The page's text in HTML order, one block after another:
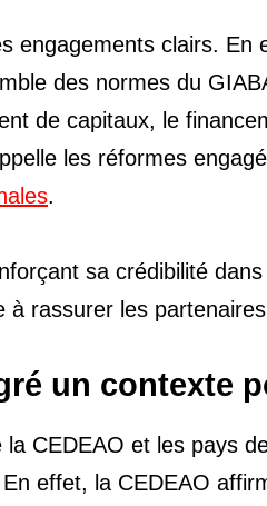
engagements clairs. En
des normes du
de capitaux, le
les réformes
.
sa crédibilité
rassurer les
un contexte
CEDEAO et les pays de
effet, la CEDEAO